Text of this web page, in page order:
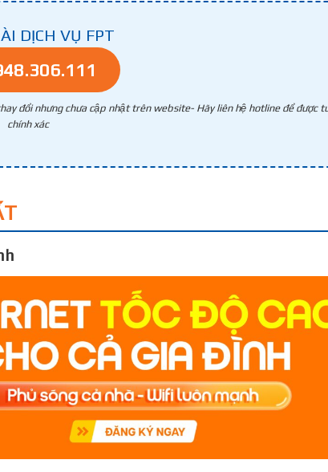
DỊCH VỤ FPT
đổi nhưng chưa cập nhật trên website- Hãy liên hệ hotline để được
chính xác